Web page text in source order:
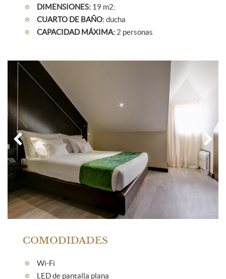
DIMENSIONES: 19 m2;
CUARTO DE BAÑO:ducha
CAPACIDAD MÁXIMA: 2 personas
COMODIDADES
Wi-Fi
LED de pantalla plana